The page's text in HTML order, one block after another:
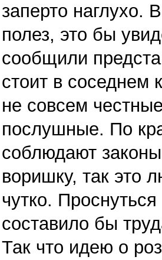
заперто наглухо.
полез, это бы
сообщили
стоит в соседнем
не совсем
послушные. По
соблюдают
воришку, так это
чутко.
составило бы
Так что идею о